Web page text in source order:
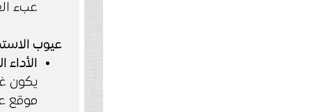
عبء
عيوب
الأداء
يكون
موقع